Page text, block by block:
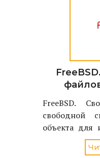
FreeBSD.
свободной
объекта для
стабильной